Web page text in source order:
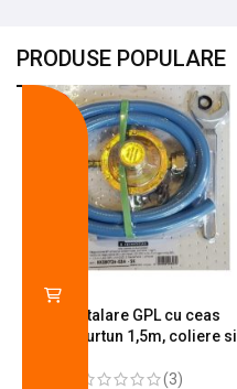
PRODUSE POPULARE
Kit instalare GPL cu ceas
butelie, furtun 1,5m, coliere si
(3)